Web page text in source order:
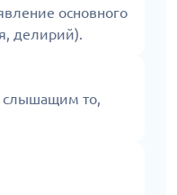
основного
делирий).
то,